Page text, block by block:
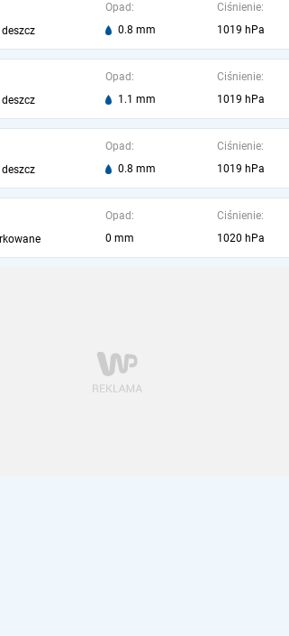
Opad:
0.8 mm
Ciśnienie:
1019 hPa
Opad:
1.1 mm
Ciśnienie:
1019 hPa
Opad:
0.8 mm
Ciśnienie:
1019 hPa
Opad:
0 mm
Ciśnienie:
1020 hPa